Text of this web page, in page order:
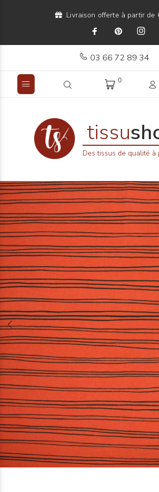
Livraison offerte à partir de
03 66 72 89 34
0
tissu
Des tissus de qualité à